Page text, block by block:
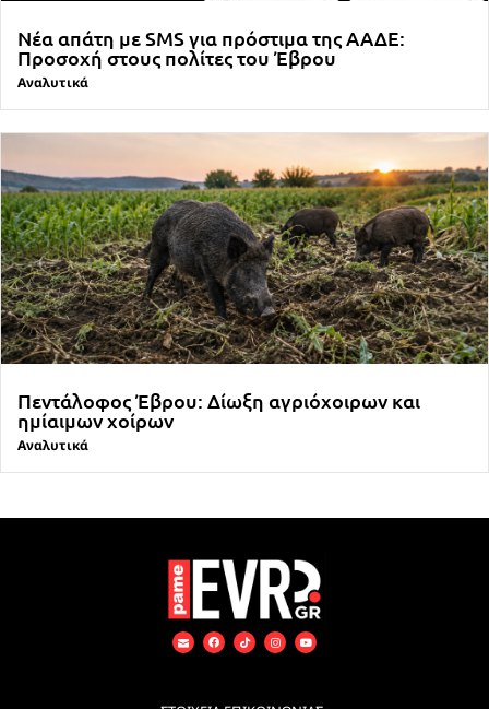
Νέα απάτη με SMS για πρόστιμα της ΑΑΔΕ:
Προσοχή στους πολίτες του Έβρου
Αναλυτικά
Πεντάλοφος Έβρου: Δίωξη αγριόχοιρων και
ημίαιμων χοίρων
Αναλυτικά